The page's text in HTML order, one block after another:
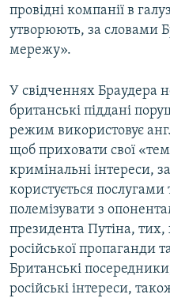
провідні компанії в
утворюють, за словами
мережу».
У свідченнях Браудера
британські піддані
режим використовує
щоб приховати свої
кримінальні інтереси,
користується
полемізувати з
президента Путіна,
російської пропаганди
Британські
російські інтереси,